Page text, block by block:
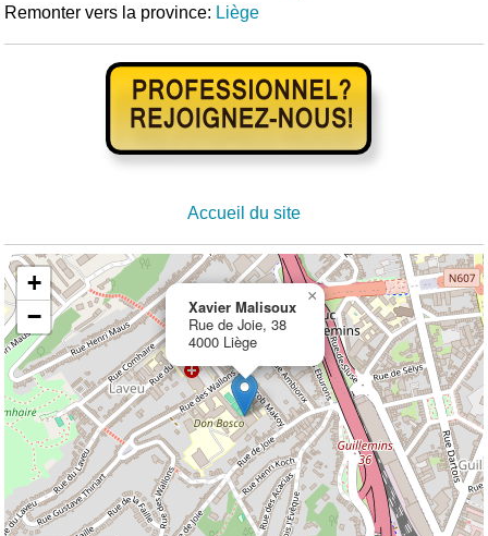
Remonter vers la province: Liège
Accueil du site
Xavier Malisoux
Rue de Joie, 38
4000 Liège
×
+
−